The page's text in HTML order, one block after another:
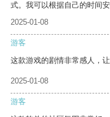
式。我可以根据自己的时间安
2025-01-08
游客
这款游戏的剧情非常感人，让
2025-01-08
游客